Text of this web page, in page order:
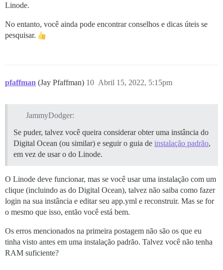
Linode.
No entanto, você ainda pode encontrar conselhos e dicas úteis se
pesquisar.
pfaffman (Jay Pfaffman) Abril 15, 2022, 5:15pm
10
JammyDodger:
Se puder, talvez você queira considerar obter uma instância do
Digital Ocean (ou similar) e seguir o guia de instalação padrão,
em vez de usar o do Linode.
O Linode deve funcionar, mas se você usar uma instalação com um
clique (incluindo as do Digital Ocean), talvez não saiba como fazer
login na sua instância e editar seu app.yml e reconstruir. Mas se for
o mesmo que isso, então você está bem.
Os erros mencionados na primeira postagem não são os que eu
tinha visto antes em uma instalação padrão. Talvez você não tenha
RAM suficiente?